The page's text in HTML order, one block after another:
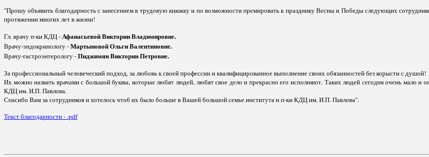
"Прошу объявить благодарность с занесением в трудовую книжку и по возможности премировать к празднику Весны и Победы следующих
протяжении многих лет в жизни!
Гл. врачу п-ки КДЦ -Афанасьевой Виктории Владимировне.
Врачу-эндокринологу -Мартыновой Ольги Валентиновне.
Врачу-гастроэнтерологу -Пиджимян Виктории Петровне.
За профессиональный человеческий подход, за любовь к своей профессии и квалифицированное выполнение своих обязанностей без корысти с душой!
Их можно назвать врачами с большой буквы, которые любят людей, любят свое дело и прекрасно его исполняют. Таких людей сегодня очень мало и
КДЦ им. И.П. Павлова.
Спасибо Вам за сотрудников и хотелось чтоб их было больше в Вашей большой семье института и п-ки КДЦ им. И.П. Павлова".
Текст благодарности - .pdf